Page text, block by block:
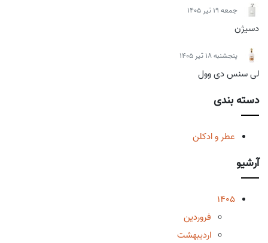
جمعه 19 تیر 1405
دسیژن
پنجشنبه 18 تیر 1405
لی سنس دی وول
دسته بندی
عطر و ادکلن
آرشیو
1405
فروردین
اردیبهشت